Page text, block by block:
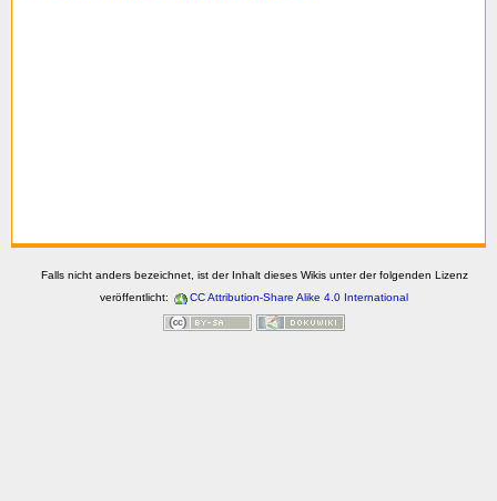
Falls nicht anders bezeichnet, ist der Inhalt dieses Wikis unter der folgenden Lizenz
veröffentlicht:
CC Attribution-Share Alike 4.0 International